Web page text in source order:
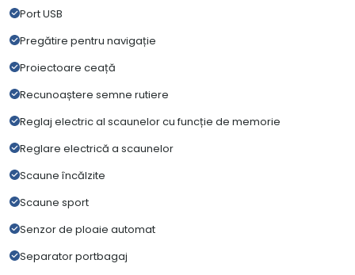
Port USB
Pregătire pentru navigație
Proiectoare ceață
Recunoaștere semne rutiere
Reglaj electric al scaunelor cu funcție de memorie
Reglare electrică a scaunelor
Scaune încălzite
Scaune sport
Senzor de ploaie automat
Separator portbagaj